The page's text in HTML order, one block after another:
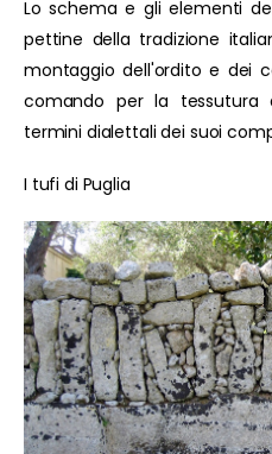
Lo schema e gli elementi
pettine della tradizione
montaggio dell'ordito e dei
comando per la tessutura
termini dialettali dei suoi
I tufi di Puglia